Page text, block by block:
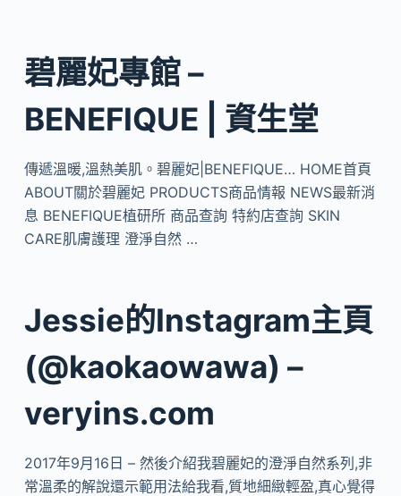
碧麗妃專館 –
BENEFIQUE | 資生堂
傳遞溫暖,溫熱美肌。碧麗妃|BENEFIQUE… HOME首頁
ABOUT關於碧麗妃 PRODUCTS商品情報 NEWS最新消
息 BENEFIQUE植研所 商品查詢 特約店查詢 SKIN
CARE肌膚護理 澄淨自然 …
Jessie的Instagram主頁
(@kaokaowawa) –
veryins.com
2017年9月16日 – 然後介紹我碧麗妃的澄淨自然系列,非
常溫柔的解說還示範用法給我看,質地細緻輕盈,真心覺得